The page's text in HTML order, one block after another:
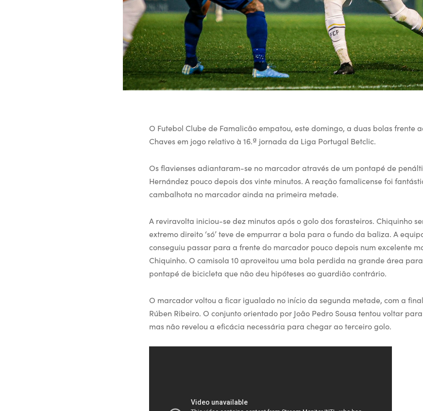
O Futebol Clube de Famalicão empatou, este domingo, a duas bolas frente
Chaves em jogo relativo à 16.ª jornada da Liga Portugal Betclic.
Os flavienses adiantaram-se no marcador através de um pontapé de
Hernández pouco depois dos vinte minutos. A reação famalicense foi
cambalhota no marcador ainda na primeira metade.
A reviravolta iniciou-se dez minutos após o golo dos forasteiros. Chiquinho
extremo direito ‘só’ teve de empurrar a bola para o fundo da baliza. A
conseguiu passar para a frente do marcador pouco depois num excelente
Chiquinho. O camisola 10 aproveitou uma bola perdida na grande área
pontapé de bicicleta que não deu hipóteses ao guardião contrário.
O marcador voltou a ficar igualado no início da segunda metade, com a
Rúben Ribeiro. O conjunto orientado por João Pedro Sousa tentou voltar
mas não revelou a eficácia necessária para chegar ao terceiro golo.